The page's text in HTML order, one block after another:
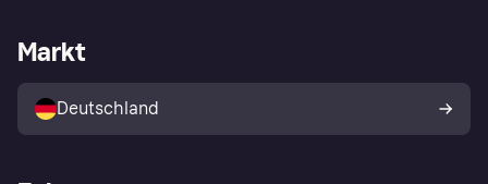
Klarna App
Shops entdecken
Käuferschutzrichtlinie
Dein Widerrufsrecht
Händlerportal
Markt
Deutschland